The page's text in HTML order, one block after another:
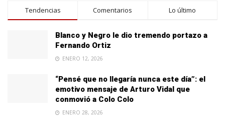
Tendencias Comentarios Lo último
Blanco y Negro le dio tremendo portazo a
Fernando Ortiz
ENERO 12, 2026
“Pensé que no llegaría nunca este día”: el
emotivo mensaje de Arturo Vidal que
conmovió a Colo Colo
ENERO 28, 2026